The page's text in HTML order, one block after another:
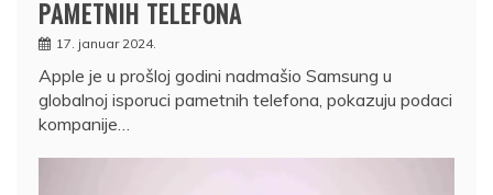
PAMETNIH TELEFONA
17. januar 2024.
Apple je u prošloj godini nadmašio Samsung u
globalnoj isporuci pametnih telefona, pokazuju podaci
kompanije…